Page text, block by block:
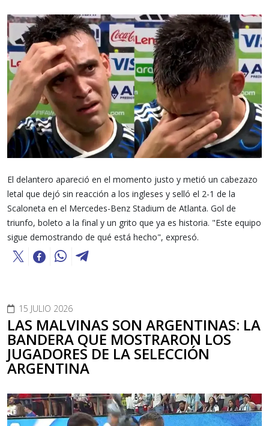
El delantero apareció en el momento justo y metió un cabezazo
letal que dejó sin reacción a los ingleses y selló el 2-1 de la
Scaloneta en el Mercedes-Benz Stadium de Atlanta. Gol de
triunfo, boleto a la final y un grito que ya es historia. "Este equipo
sigue demostrando de qué está hecho", expresó.
15 JULIO 2026
LAS MALVINAS SON ARGENTINAS: LA
BANDERA QUE MOSTRARON LOS
JUGADORES DE LA SELECCIÓN
ARGENTINA